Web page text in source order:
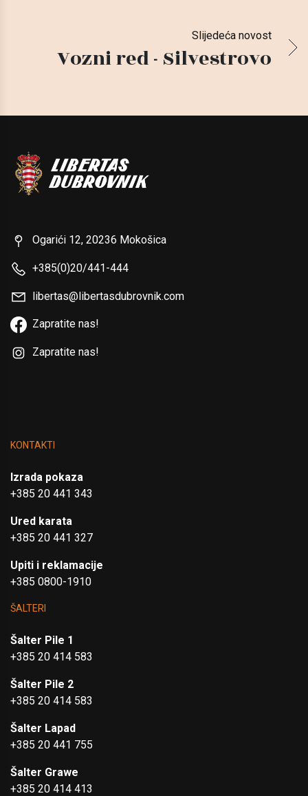
Slijedeća novost
Vozni red - Silvestrovo
Ogarići 12, 20236 Mokošica
+385(0)20/441-444
libertas@libertasdubrovnik.com
Zapratite nas!
Zapratite nas!
KONTAKTI
Izrada pokaza
+385 20 441 343
Ured karata
+385 20 441 327
Upiti i reklamacije
+385 0800-1910
ŠALTERI
Šalter Pile 1
+385 20 414 583
Šalter Pile 2
+385 20 414 583
Šalter Lapad
+385 20 441 755
Šalter Grawe
+385 20 414 413